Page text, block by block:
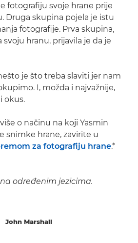
fotografiju svoje hrane prije
Druga skupina pojela je istu
fotografije. Prva skupina,
svoju hranu, prijavila je da je
je što treba slaviti jer nam
I, možda i najvažnije,
okus.
o načinu na koji Yasmin
snimke hrane, zavirite u
za fotografiju hrane.*
određenim jezicima.
John Marshall